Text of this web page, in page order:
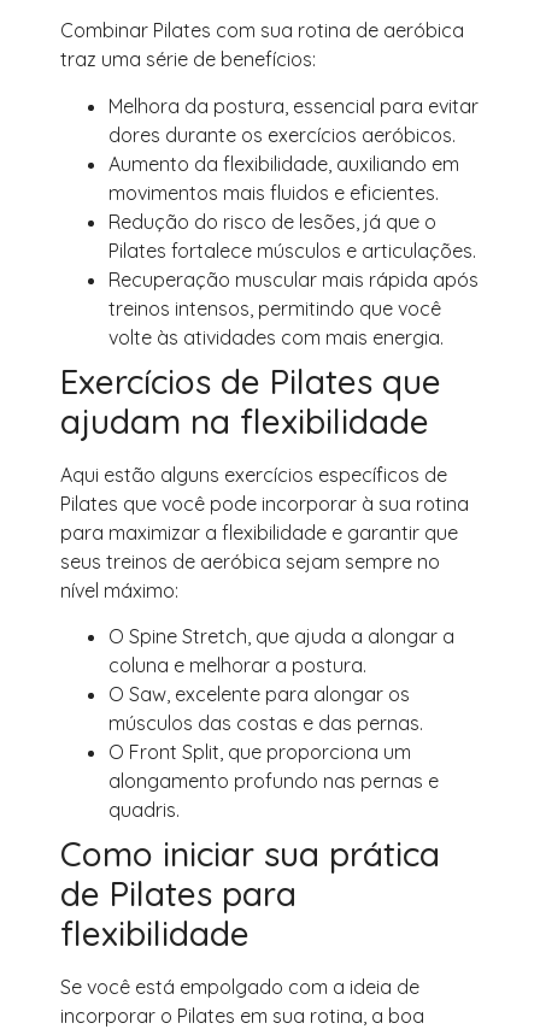
Combinar Pilates com sua rotina de aeróbica
traz uma série de benefícios:
Melhora da postura, essencial para evitar
dores durante os exercícios aeróbicos.
Aumento da flexibilidade, auxiliando em
movimentos mais fluidos e eficientes.
Redução do risco de lesões, já que o
Pilates fortalece músculos e articulações.
Recuperação muscular mais rápida após
treinos intensos, permitindo que você
volte às atividades com mais energia.
Exercícios de Pilates que
ajudam na flexibilidade
Aqui estão alguns exercícios específicos de
Pilates que você pode incorporar à sua rotina
para maximizar a flexibilidade e garantir que
seus treinos de aeróbica sejam sempre no
nível máximo:
O Spine Stretch, que ajuda a alongar a
coluna e melhorar a postura.
O Saw, excelente para alongar os
músculos das costas e das pernas.
O Front Split, que proporciona um
alongamento profundo nas pernas e
quadris.
Como iniciar sua prática
de Pilates para
flexibilidade
Se você está empolgado com a ideia de
incorporar o Pilates em sua rotina, a boa